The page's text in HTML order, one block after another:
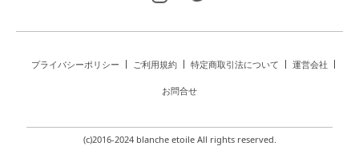
プライバシーポリシー ご利用規約 特定商取引法について 運営会社
お問合せ
(c)2016-2024 blanche etoile All rights reserved.